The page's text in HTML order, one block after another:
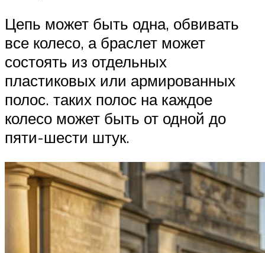
Цепь может быть одна, обвивать
все колесо, а браслет может
состоять из отдельных
пластиковых или армированных
полос. таких полос на каждое
колесо может быть от одной до
пяти-шести штук.